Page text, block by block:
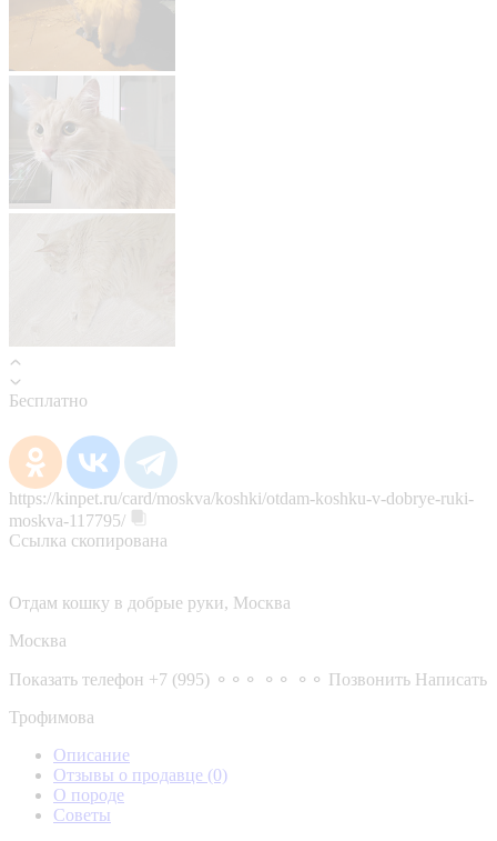
Бесплатно
https://kinpet.ru/card/moskva/koshki/otdam-koshku-v-dobrye-ruki-
moskva-117795/
Ссылка скопирована
Отдам кошку в добрые руки, Москва
Москва
Показать телефон +7 (995) ⚬⚬⚬ ⚬⚬ ⚬⚬ Позвонить Написать
Трофимова
Описание
Отзывы о продавце (0)
О породе
Советы